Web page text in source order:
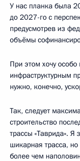
У нас планка была
до 2027-го с
предусмотрев из
объёмы
При этом хочу
инфраструктурным
нужно, конечно,
Так, следует
строительство
трассы «Таврида». Я
шикарная трасса,
более чем